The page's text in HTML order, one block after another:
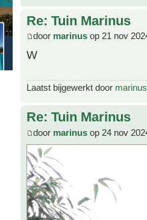
Re: Tuin Marinus
door marinus op 21 nov
W
Laatst bijgewerkt door marinus
Re: Tuin Marinus
door marinus op 24 nov